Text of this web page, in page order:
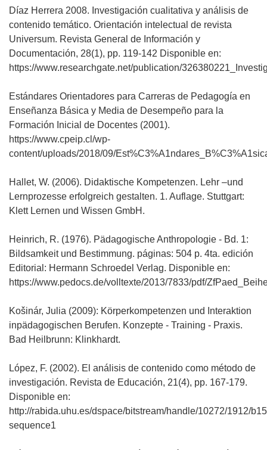
Díaz Herrera 2008. Investigación cualitativa y análisis de
contenido temático. Orientación intelectual de revista
Universum. Revista General de Información y
Documentación, 28(1), pp. 119-142 Disponible en:
https://www.researchgate.net/publication/
Estándares Orientadores para Carreras de Pedagogía en
Enseñanza Básica y Media de Desempeño para la
Formación Inicial de Docentes (2001).
https://www.cpeip.cl/wp-
content/uploads/2018/09/
Hallet, W. (2006). Didaktische Kompetenzen. Lehr –und
Lernprozesse erfolgreich gestalten. 1. Auflage. Stuttgart:
Klett Lernen und Wissen GmbH.
Heinrich, R. (1976). Pädagogische Anthropologie - Bd. 1:
Bildsamkeit und Bestimmung. páginas: 504 p. 4ta. edición
Editorial: Hermann Schroedel Verlag. Disponible en:
https://www.pedocs.de/volltexte/2013/7833/pdf/
Košinár, Julia (2009): Körperkompetenzen und Interaktion
inpädagogischen Berufen. Konzepte - Training - Praxis.
Bad Heilbrunn: Klinkhardt.
López, F. (2002). El análisis de contenido como método de
investigación. Revista de Educación, 21(4), pp. 167-179.
Disponible en:
http://rabida.uhu.es/dspace/bitstream/handle/10272/1912/
sequence1